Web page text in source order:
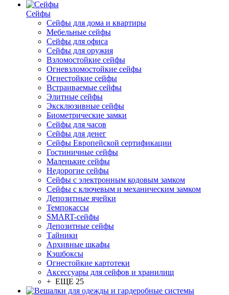
Сейфы
Сейфы для дома и квартиры
Мебельные сейфы
Сейфы для офиса
Сейфы для оружия
Взломостойкие сейфы
Огневзломостойкие сейфы
Огнестойкие сейфы
Встраиваемые сейфы
Элитные сейфы
Эксклюзивные сейфы
Биометрические замки
Сейфы для часов
Сейфы для денег
Сейфы Европейской сертификации
Гостиничные сейфы
Маленькие сейфы
Недорогие сейфы
Сейфы с электронным кодовым замком
Сейфы с ключевым и механическим замком
Депозитные ячейки
Темпокассы
SMART-сейфы
Депозитные сейфы
Тайники
Архивные шкафы
Кэшбоксы
Огнестойкие картотеки
Аксессуары для сейфов и хранилищ
+ ЕЩЕ 25